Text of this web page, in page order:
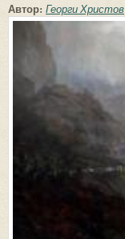
Автор: Георги Христов